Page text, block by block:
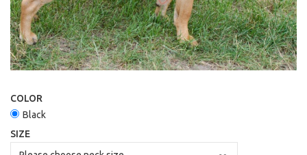
COLOR
Black
SIZE